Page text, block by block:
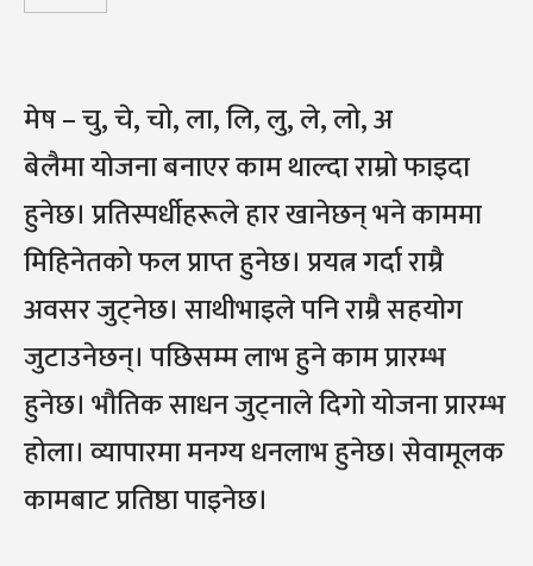
मेष – चु, चे, चो, ला, लि, लु, ले, लो, अ
बेलैमा योजना बनाएर काम थाल्दा राम्रो फाइदा
हुनेछ। प्रतिस्पर्धीहरूले हार खानेछन् भने काममा
मिहिनेतको फल प्राप्त हुनेछ। प्रयत्न गर्दा राम्रै
अवसर जुट्नेछ। साथीभाइले पनि राम्रै सहयोग
जुटाउनेछन्। पछिसम्म लाभ हुने काम प्रारम्भ
हुनेछ। भौतिक साधन जुट्नाले दिगो योजना प्रारम्भ
होला। व्यापारमा मनग्य धनलाभ हुनेछ। सेवामूलक
कामबाट प्रतिष्ठा पाइनेछ।